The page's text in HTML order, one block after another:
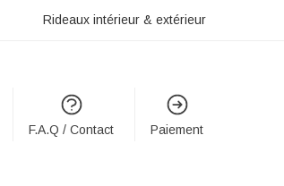
Rideaux intérieur & extérieur
F.A.Q / Contact Paiement